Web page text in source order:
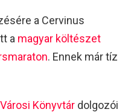
a Cervinus
a magyar költészet
. Ennek már tíz
Városi Könyvtár dolgozói